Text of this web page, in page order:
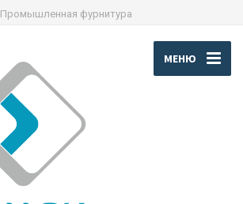
Промышленная фурнитура
МЕНЮ